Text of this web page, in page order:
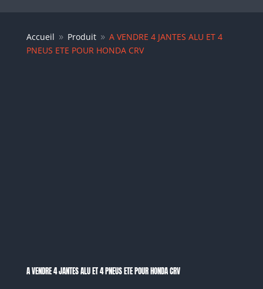
Accueil 9 Produit 9 A VENDRE 4 JANTES ALU ET 4
PNEUS ETE POUR HONDA CRV
A VENDRE 4 JANTES ALU ET 4 PNEUS ETE POUR HONDA CRV